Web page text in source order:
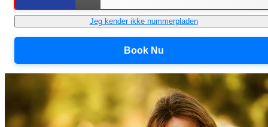
Jeg kender ikke nummerpladen
Book Nu